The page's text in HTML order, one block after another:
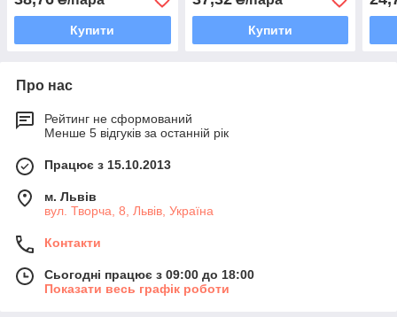
Купити Купити
Про нас
Рейтинг не сформований
Менше 5 відгуків за останній рік
Працює з 15.10.2013
м. Львів
вул. Творча, 8, Львів, Україна
Контакти
Сьогодні працює з 09:00 до 18:00
Показати весь графік роботи